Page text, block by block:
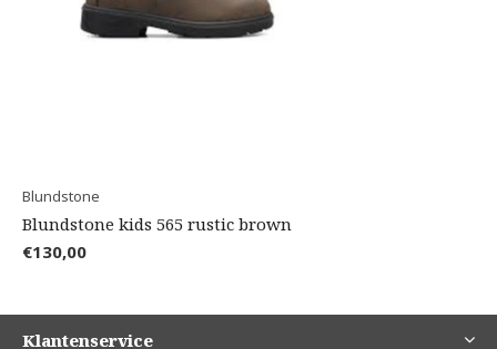
Blundstone
Blundstone kids 565 rustic brown
€130,00
Klantenservice